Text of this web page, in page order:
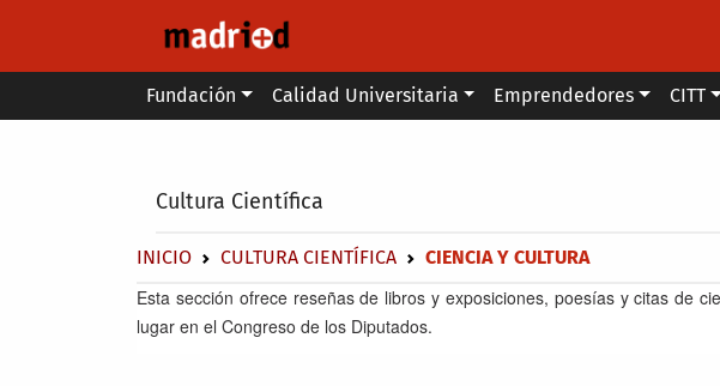
Main menu
Fundación Calidad Universitaria Emprendedores CITT
Cultura Científica
Sobrescribir enlaces de ayuda a la navegación
INICIO CULTURA CIENTÍFICA CIENCIA Y CULTURA
Esta sección ofrece reseñas de libros y exposiciones, poesías y citas de
lugar en el Congreso de los Diputados.